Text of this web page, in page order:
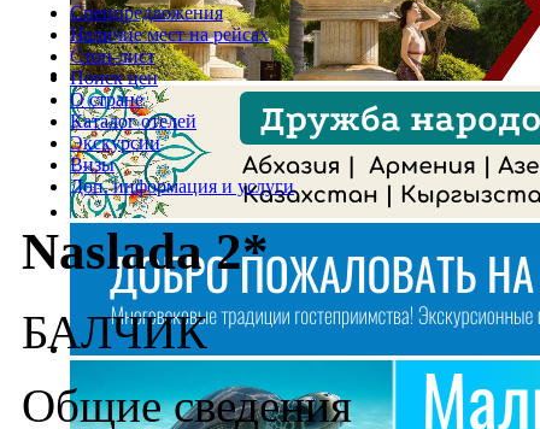
Спецпредложения
Наличие мест на рейсах
Стоп-лист
Поиск цен
О стране
Каталог отелей
Экскурсии
Визы
Доп. информация и услуги
Naslada 2*
БАЛЧИК
Общие сведения